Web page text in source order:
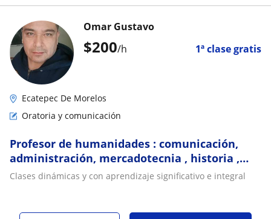
$200/h 1ª clase gratis
Omar Gustavo
Ecatepec De Morelos
Oratoria y comunicación
Profesor de humanidades : comunicación,
administración, mercadotecnia , historia ,
sociología etc
Clases dinámicas y con aprendizaje significativo e integral